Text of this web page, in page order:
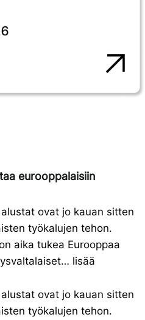
eurooppalaisiin
ovat jo kauan sitten
työkalujen tehon.
aika tukea Eurooppaa
lisää
ovat jo kauan sitten
työkalujen tehon.